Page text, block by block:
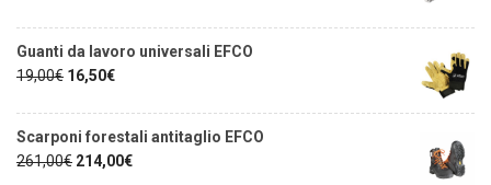
Guanti da lavoro universali EFCO
19,00€ 16,50€
Scarponi forestali antitaglio EFCO
261,00€ 214,00€